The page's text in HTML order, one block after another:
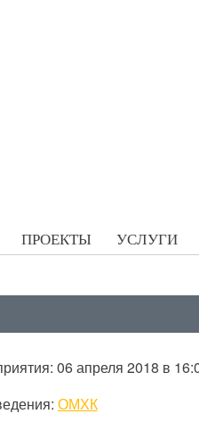
ПРОЕКТЫ УСЛУГИ
06 апреля 2018 в
ОМХК